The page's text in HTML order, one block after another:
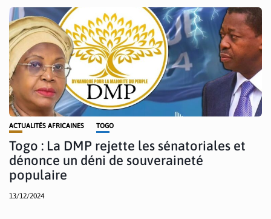
ACTUALITÉS AFRICAINES TOGO
Togo : La DMP rejette les sénatoriales et
dénonce un déni de souveraineté
populaire
13/12/2024